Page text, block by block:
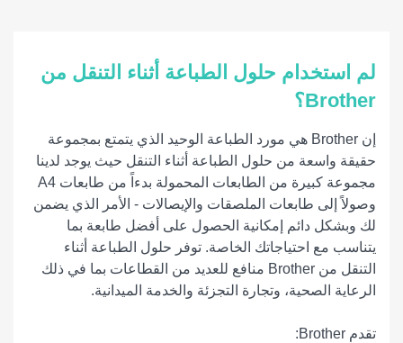
لم استخدام حلول الطباعة أثناء التنقل من
Brother؟
إن Brother هي مورد الطباعة الوحيد الذي يتمتع بمجموعة
حقيقة واسعة من حلول الطباعة أثناء التنقل حيث يوجد لدينا
مجموعة كبيرة من الطابعات المحمولة بدءاً من طابعات A4
وصولاً إلى طابعات الملصقات والإيصالات - الأمر الذي يضمن
لك وبشكل دائم إمكانية الحصول على أفضل طابعة بما
يتناسب مع احتياجاتك الخاصة. توفر حلول الطباعة أثناء
التنقل من Brother منافع للعديد من القطاعات بما في ذلك
الرعاية الصحية، وتجارة التجزئة والخدمة الميدانية.
تقدم Brother: